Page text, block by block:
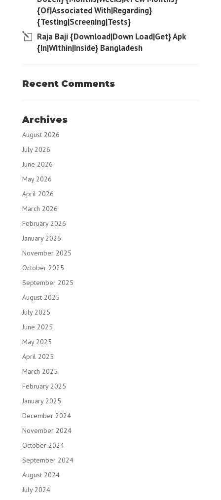
{Of|Associated With|Regarding}
{Testing|Screening|Tests}
Raja Baji {Download|Down Load|Get} Apk
{In|Within|Inside} Bangladesh
Recent Comments
Archives
August 2026
July 2026
June 2026
May 2026
April 2026
March 2026
February 2026
January 2026
November 2025
October 2025
September 2025
August 2025
July 2025
June 2025
May 2025
April 2025
March 2025
February 2025
January 2025
December 2024
November 2024
October 2024
September 2024
August 2024
July 2024